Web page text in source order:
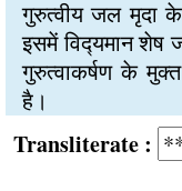
गुरुत्वीय जल मृदा
इसमें विद्‍यमान शेष
गुरुत्वाकर्षण के
है।
: